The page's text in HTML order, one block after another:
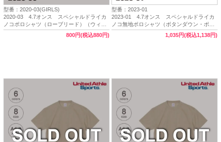
型番：2020-03(GIRLS)
2020-03 4.7オンス スペシャルドライカ
ノコポロシャツ（ローブリード）（ウィメ
ンズ）（W-M・W-L）【完売】★United
Athle Sports（ユナイテッドアスレスポー
800円(税込880円)
型番：2023-01
2023-01 4.7オンス スペシャルドライカ
ノコ無地ポロシャツ（ボタンダウン・ポケ
ット付・ノンブリード）（XS～5XL）
★United Athle Sports（ユナイテッドアスレ
1,035円(税込1,138円)